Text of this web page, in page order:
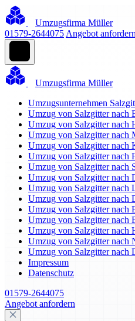
Umzugsfirma Müller
01579-2644075 Angebot anfordern
Umzugsfirma Müller
Umzugsunternehmen
Umzug von Salzgitter nach
Umzug von Salzgitter nach
Umzug von Salzgitter nach
Umzug von Salzgitter nach
Umzug von Salzgitter nach
Umzug von Salzgitter nach
Umzug von Salzgitter nach
Umzug von Salzgitter nach
Umzug von Salzgitter nach
Umzug von Salzgitter nach
Umzug von Salzgitter nach
Umzug von Salzgitter nach
Umzug von Salzgitter nach
Umzug von Salzgitter nach
Impressum
Datenschutz
01579-2644075
Angebot anfordern